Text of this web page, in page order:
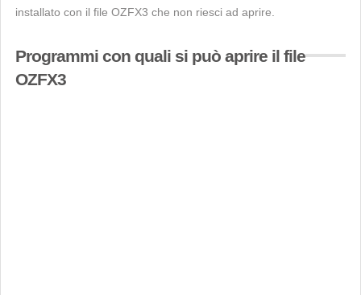
installato con il file OZFX3 che non riesci ad aprire.
Programmi con quali si può aprire il file
OZFX3